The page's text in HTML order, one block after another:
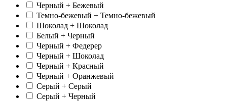
Черный + Бежевый
Темно-бежевый + Темно-бежевый
Шоколад + Шоколад
Белый + Черный
Черный + Федерер
Черный + Шоколад
Черный + Красный
Черный + Оранжевый
Серый + Серый
Серый + Черный